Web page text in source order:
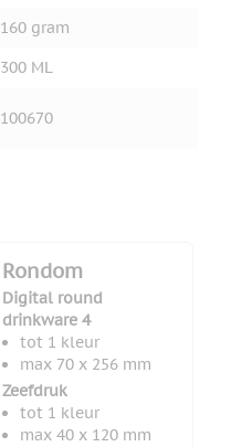
160 gram
300 ML
100670
Rondom
Digital round
drinkware 4
tot 1 kleur
max 70 x 256 mm
Zeefdruk
tot 1 kleur
max 40 x 120 mm